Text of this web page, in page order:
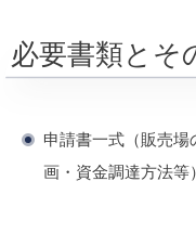
必要書類とそ
申請書一式（販売
画・資金調達方法等）